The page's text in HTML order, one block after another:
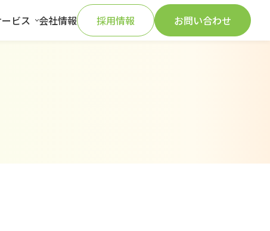
ビス 会社情報 採用情報 お問い合わせ